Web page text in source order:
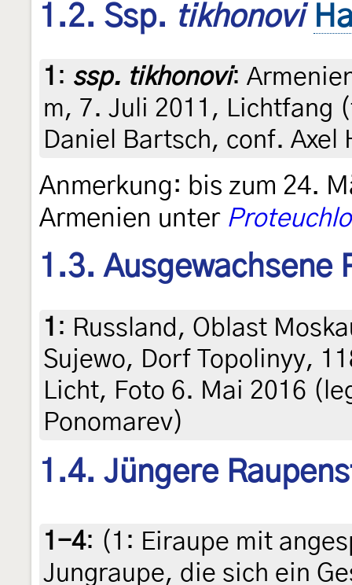
1.2. Ssp. tikhonovi
1 : ssp. tikhonovi:
m, 7. Juli 2011, Lichtfang
Daniel Bartsch, conf. Axel
Anmerkung: bis zum 24.
Armenien unter
1.3. Ausgewachsene
1 : Russland, Oblast
Sujewo, Dorf Topolinyy,
Licht, Foto 6. Mai 2016
Ponomarev)
1.4. Jüngere
1-4: (1: Eiraupe mit
Jungraupe, die sich ein